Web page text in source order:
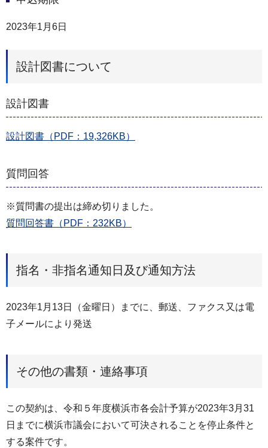
2023年1月6日
設計図書について
設計図書
設計図書（PDF：19,326KB）
質問回答
※質問書の提出は締め切りました。
質問回答書（PDF：232KB）
指名・非指名通知日及び通知方法
2023年1月13日（金曜日）までに、郵送、ファクス又は電
子メールにより発送
その他の書類・連絡事項
この契約は、令和５年度横浜市各会計予算が2023年3月31
日までに横浜市議会において可決されることを停止条件と
する案件です。